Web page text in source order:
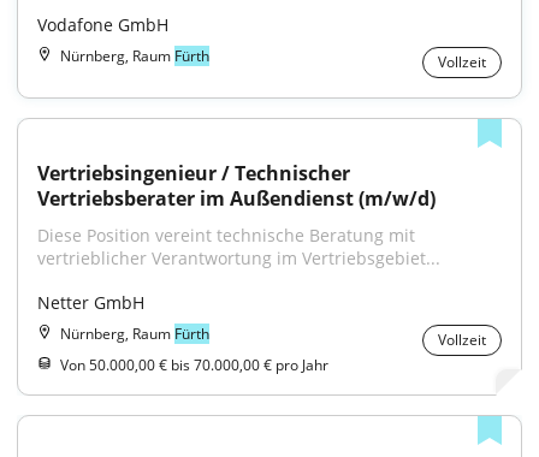
Vodafone GmbH
Nürnberg, Raum Fürth Vollzeit
Vertriebsingenieur / Technischer
Vertriebsberater im Außendienst (m/w/d)
Diese Position vereint technische Beratung mit
vertrieblicher Verantwortung im Vertriebsgebiet...
Netter GmbH
Nürnberg, Raum Fürth
Vollzeit
Von 50.000,00 € bis 70.000,00 € pro Jahr